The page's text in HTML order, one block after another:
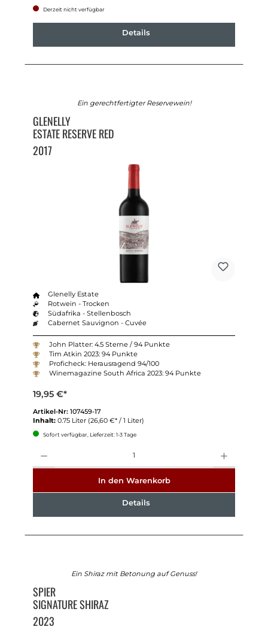
Derzeit nicht verfügbar
Details
Ein gerechtfertigter Reservewein!
GLENELLY
ESTATE RESERVE RED
2017
Glenelly Estate
Rotwein - Trocken
Südafrika - Stellenbosch
Cabernet Sauvignon - Cuvée
John Platter: 4.5 Sterne / 94 Punkte
Tim Atkin 2023: 94 Punkte
Proficheck: Herausragend 94/100
Winemagazine South Africa 2023: 94 Punkte
19,95 €*
Artikel-Nr: 107459-17
Inhalt: 0.75 Liter (26,60 €* / 1 Liter)
Sofort verfügbar, Lieferzeit: 1-3 Tage
In den Warenkorb
Details
Ein Shiraz mit Betonung auf Genuss!
SPIER
SIGNATURE SHIRAZ
2023